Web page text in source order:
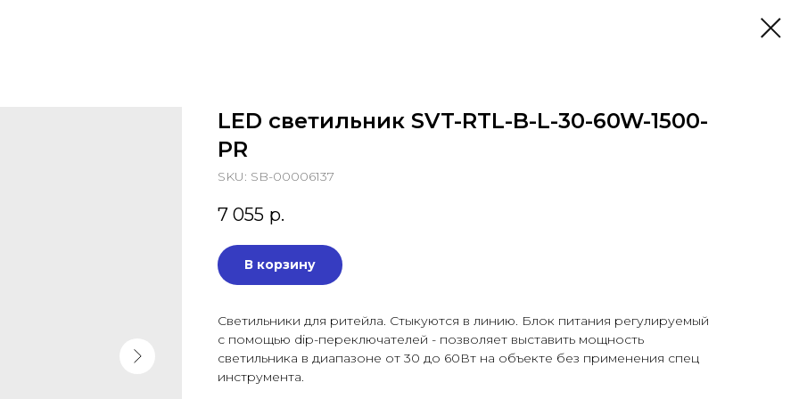
LED светильник SVT-RTL-B-L-30-60W-1500-
PR
SKU: SB-00006137
7 055 р.
В корзину
Светильники для ритейла. Стыкуются в линию. Блок питания регулируемый
с помощью dip-переключателей - позволяет выставить мощность
светильника в диапазоне от 30 до 60Вт на объекте без применения спец
инструмента.